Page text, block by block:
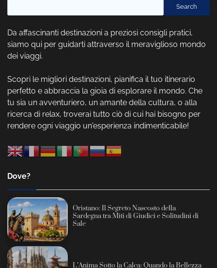
Search
Da affascinanti destinazioni a preziosi consigli pratici,
siamo qui per guidarti attraverso il meraviglioso mondo
dei viaggi.
Scopri le migliori destinazioni, pianifica il tuo itinerario
perfetto e abbraccia la gioia di esplorare il mondo. Che
tu sia un avventuriero, un amante della cultura, o alla
ricerca di relax, troverai tutto ciò di cui hai bisogno per
rendere ogni viaggio un'esperienza indimenticabile!
Dove?
Oristano: Il Segreto Nascosto della
Sardegna tra Miti di Giudici e Solitudini di
Sale
L’Anima Sotto la Calca: Quando la Bellezza